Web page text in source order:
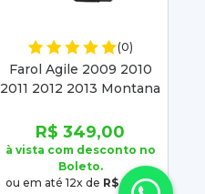
(0)
Farol Agile 2009 2010
2011 2012 2013 Montana
17 18 19 20 21 Máscara
Cromada
R$ 349,00
à vista com desconto no
Boleto.
ou em até 12x de R$ 29,08